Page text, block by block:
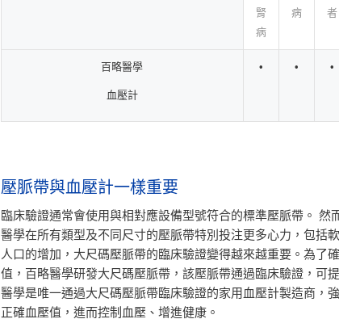
腎
病
病
者
百略醫學
血壓計
• • •
壓脈帶與血壓計一樣重要
臨床驗證通常會使用與相對應設備型號符合的標準壓脈帶。 然
醫學在所有類型及不同尺寸的壓脈帶特別投注更多心力，包括
人口的增加，大尺碼壓脈帶的臨床驗證變得越來越重要。為了
值，百略醫學研發大尺碼壓脈帶，該壓脈帶通過臨床驗證，可
醫學是唯一通過大尺碼壓脈帶臨床驗證的家用血壓計製造商，
正確血壓值，進而控制血壓、增進健康。